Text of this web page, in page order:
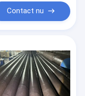
Contact nu